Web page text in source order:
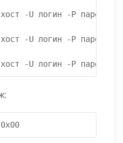
-U логин -P пароль
-U логин -P пароль
-U логин -P пароль